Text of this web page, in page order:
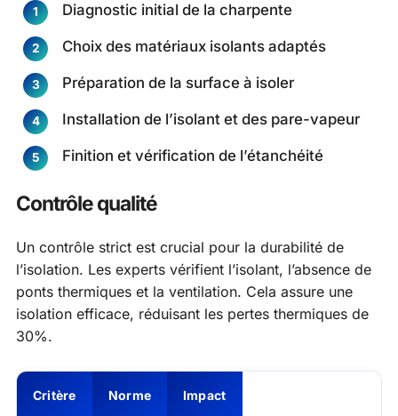
Diagnostic initial de la charpente
Choix des matériaux isolants adaptés
Préparation de la surface à isoler
Installation de l’isolant et des pare-vapeur
Finition et vérification de l’étanchéité
Contrôle qualité
Un contrôle strict est crucial pour la durabilité de
l’isolation. Les experts vérifient l’isolant, l’absence de
ponts thermiques et la ventilation. Cela assure une
isolation efficace, réduisant les pertes thermiques de
30%.
Critère Norme Impact